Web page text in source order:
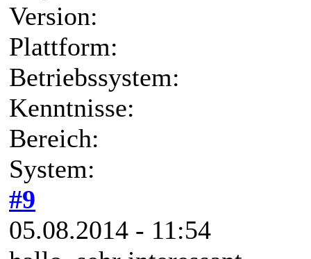
Version:
Plattform:
Betriebssystem:
Kenntnisse:
Bereich:
System:
#9
05.08.2014 - 11:54